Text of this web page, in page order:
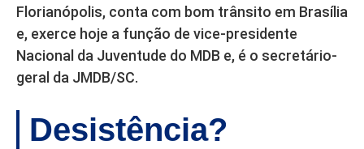
Florianópolis, conta com bom trânsito em Brasília
e, exerce hoje a função de vice-presidente
Nacional da Juventude do MDB e, é o secretário-
geral da JMDB/SC.
Desistência?